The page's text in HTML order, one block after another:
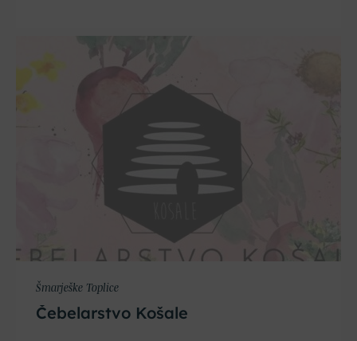
Šmarješke Toplice
Čebelarstvo Košale